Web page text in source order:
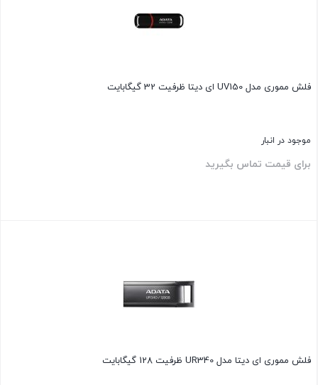
فلش مموری مدل UV150 ای دیتا ظرفیت 32 گیگابایت
موجود در انبار
برای قیمت تماس بگیرید
فلش مموری ای دیتا مدل UR340 ظرفیت 128 گیگابایت